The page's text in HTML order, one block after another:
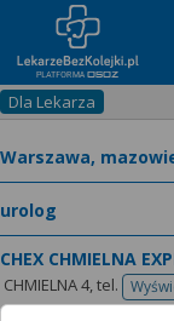
Dla Lekarza
CHEX CHMIELNA
CHMIELNA 4,tel.